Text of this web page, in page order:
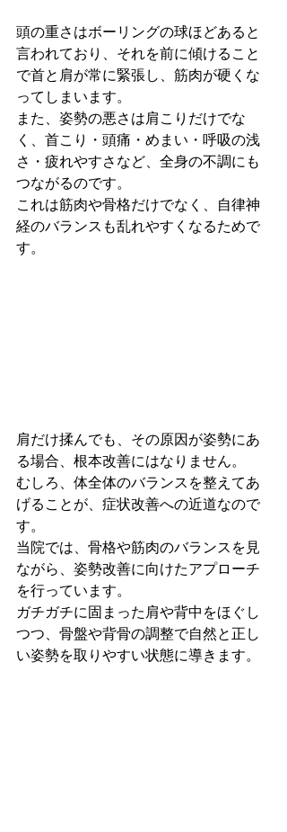
頭の重さはボーリングの球ほどあると
言われており、それを前に傾けること
で首と肩が常に緊張し、筋肉が硬くな
ってしまいます。
また、姿勢の悪さは肩こりだけでな
く、首こり・頭痛・めまい・呼吸の浅
さ・疲れやすさなど、全身の不調にも
つながるのです。
これは筋肉や骨格だけでなく、自律神
経のバランスも乱れやすくなるためで
す。
肩だけ揉んでも、その原因が姿勢にあ
る場合、根本改善にはなりません。
むしろ、体全体のバランスを整えてあ
げることが、症状改善への近道なので
す。
当院では、骨格や筋肉のバランスを見
ながら、姿勢改善に向けたアプローチ
を行っています。
ガチガチに固まった肩や背中をほぐし
つつ、骨盤や背骨の調整で自然と正し
い姿勢を取りやすい状態に導きます。